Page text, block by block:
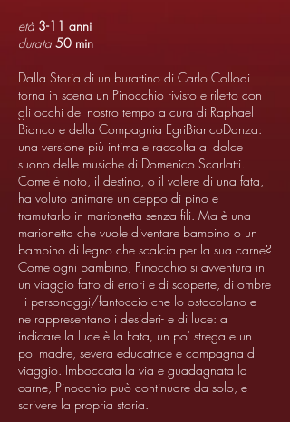
età 3-11 anni
durata 50 min
Dalla Storia di un burattino di Carlo Collodi
torna in scena un Pinocchio rivisto e riletto con
gli occhi del nostro tempo a cura di Raphael
Bianco e della Compagnia EgriBiancoDanza:
una versione più intima e raccolta al dolce
suono delle musiche di Domenico Scarlatti.
Come è noto, il destino, o il volere di una fata,
ha voluto animare un ceppo di pino e
tramutarlo in marionetta senza fili. Ma è una
marionetta che vuole diventare bambino o un
bambino di legno che scalcia per la sua carne?
Come ogni bambino, Pinocchio si avventura in
un viaggio fatto di errori e di scoperte, di ombre
- i personaggi/fantoccio che lo ostacolano e
ne rappresentano i desideri- e di luce: a
indicare la luce è la Fata, un po' strega e un
po' madre, severa educatrice e compagna di
viaggio. Imboccata la via e guadagnata la
carne, Pinocchio può continuare da solo, e
scrivere la propria storia.